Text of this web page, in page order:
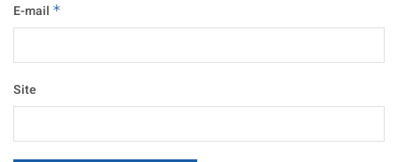
E-mail *
Site